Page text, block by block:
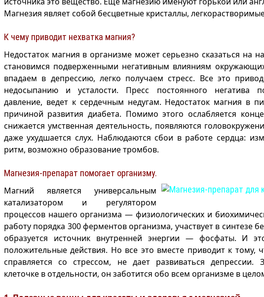
Магнезия являет собой бесцветные кристаллы,
К чему приводит нехватка магния?
Недостаток магния в организме может серьезно сказаться на
становимся подверженными негативным влияниям
впадаем в депрессию, легко получаем стресс. Все это
недосыпанию и усталости. Пресс постоянного негатива
давление, ведет к сердечным недугам. Недостаток магния в
причиной развития диабета. Помимо этого ослабляется
снижается умственная деятельность, появляются
даже ухудшается слух. Наблюдаются сбои в работе сердца:
ритм, возможно образование тромбов.
Магнезия-препарат помогает организму.
Магний является универсальным
катализатором и регулятором
процессов нашего организма — физиологических и
работу порядка 300 ферментов организма, участвует в синтезе
образуется источник внутренней энергии — фосфаты. И
положительные действия. Но все это вместе приводит к тому,
справляется со стрессом, не дает развиваться депрессии.
клеточке в отдельности, он заботится обо всем организме в